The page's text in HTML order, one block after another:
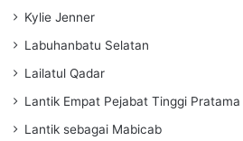
Kylie Jenner
Labuhanbatu Selatan
Lailatul Qadar
Lantik Empat Pejabat Tinggi Pratama
Lantik sebagai Mabicab